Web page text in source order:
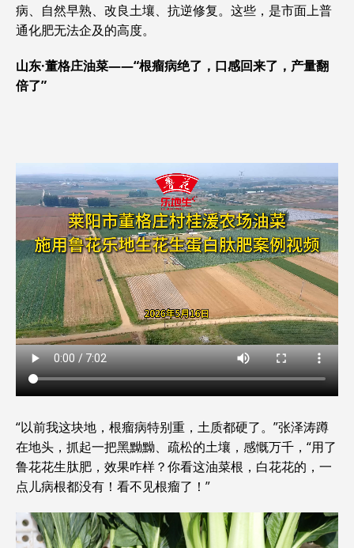
病、自然早熟、改良土壤、抗逆修复。这些，是市面上普
通化肥无法企及的高度。
山东·董格庄油菜——“根瘤病绝了，口感回来了，产量翻
倍了”
“以前我这块地，根瘤病特别重，土质都硬了。”张泽涛蹲
在地头，抓起一把黑黝黝、疏松的土壤，感慨万千，“用了
鲁花花生肽肥，效果咋样？你看这油菜根，白花花的，一
点儿病根都没有！看不见根瘤了！”